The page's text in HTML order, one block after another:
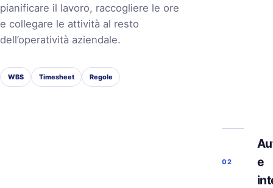
pianificare il lavoro, raccogliere le ore
e collegare le attività al resto
dell’operatività aziendale.
WBS Timesheet Regole
02
e